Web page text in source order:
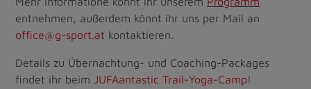
entnehmen, außerdem könnt ihr uns per Mail an
office@g-sport.at kontaktieren.
Details zu Übernachtung- und Coaching-Packages
findet ihr beim JUFAantastic Trail-Yoga-Camp!